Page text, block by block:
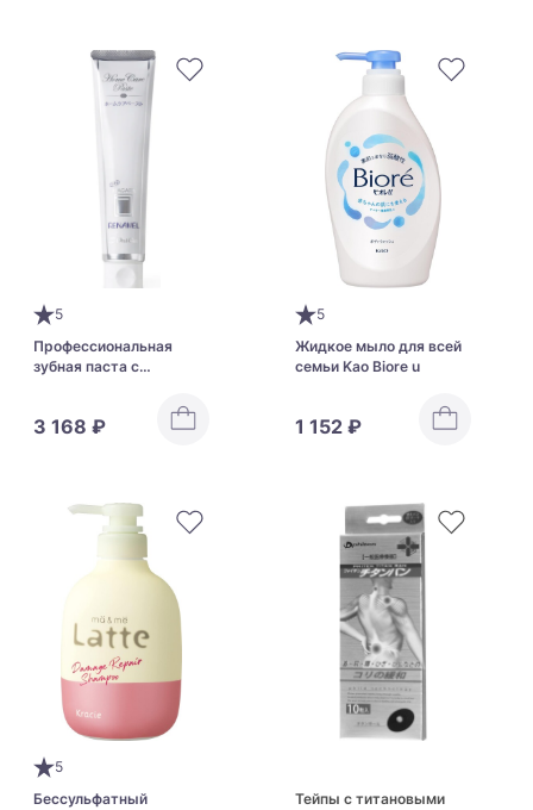
5
Профессиональная
зубная паста с
защиты от кариеса и
заболеваний пародонта
3 168 ₽
5
Жидкое мыло для всей
семьи Kao Biore u
1 152 ₽
5
Бессульфатный
Тейпы с титановыми